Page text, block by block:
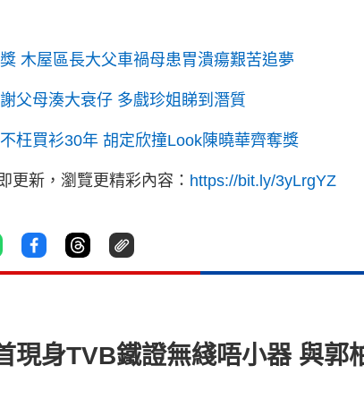
木屋區長大父車禍母患胃潰瘍艱苦追夢
父母湊大衰仔 多戲珍姐睇到潛質
枉買衫30年 胡定欣撞Look陳曉華齊奪獎
更新，瀏覽更精彩內容： https://bit.ly/3yLrgYZ
現身TVB鐵證無綫唔小器 與郭